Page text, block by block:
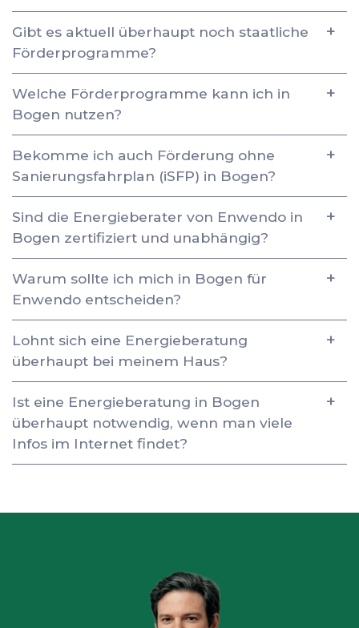
Gibt es aktuell überhaupt noch staatliche
Förderprogramme?
Welche Förderprogramme kann ich in
Bogen nutzen?
Bekomme ich auch Förderung ohne
Sanierungsfahrplan (iSFP) in Bogen?
Sind die Energieberater von Enwendo in
Bogen zertifiziert und unabhängig?
Warum sollte ich mich in Bogen für
Enwendo entscheiden?
Lohnt sich eine Energieberatung
überhaupt bei meinem Haus?
Ist eine Energieberatung in Bogen
überhaupt notwendig, wenn man viele
Infos im Internet findet?